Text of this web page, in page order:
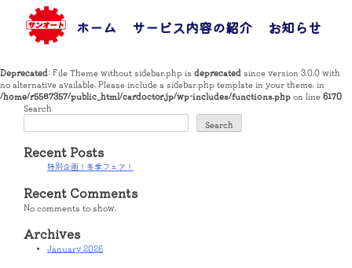
content
ホーム サービス内容の紹介 お知らせ
Deprecated : File Theme without sidebar.php is deprecated since version 3.0.0 with
no alternative available. Please include a sidebar.php template in your theme. in
/home/r5587357/public_html/cardoctor.jp/wp-includes/functions.php on line 6170
Search
Search
Recent Posts
特別企画！冬季フェア！
Recent Comments
No comments to show.
Archives
January 2026